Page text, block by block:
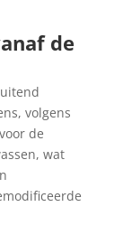
de
volgens
de
wat